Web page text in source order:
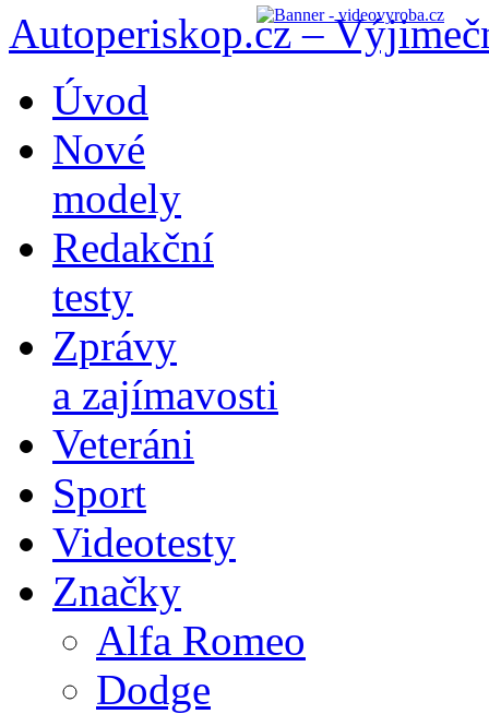
Autoperiskop.cz –
obsahu
webu
Úvod
Nové
modely
Redakční
testy
Zprávy
a zajímavosti
Veteráni
Sport
Videotesty
Značky
Alfa Romeo
Dodge